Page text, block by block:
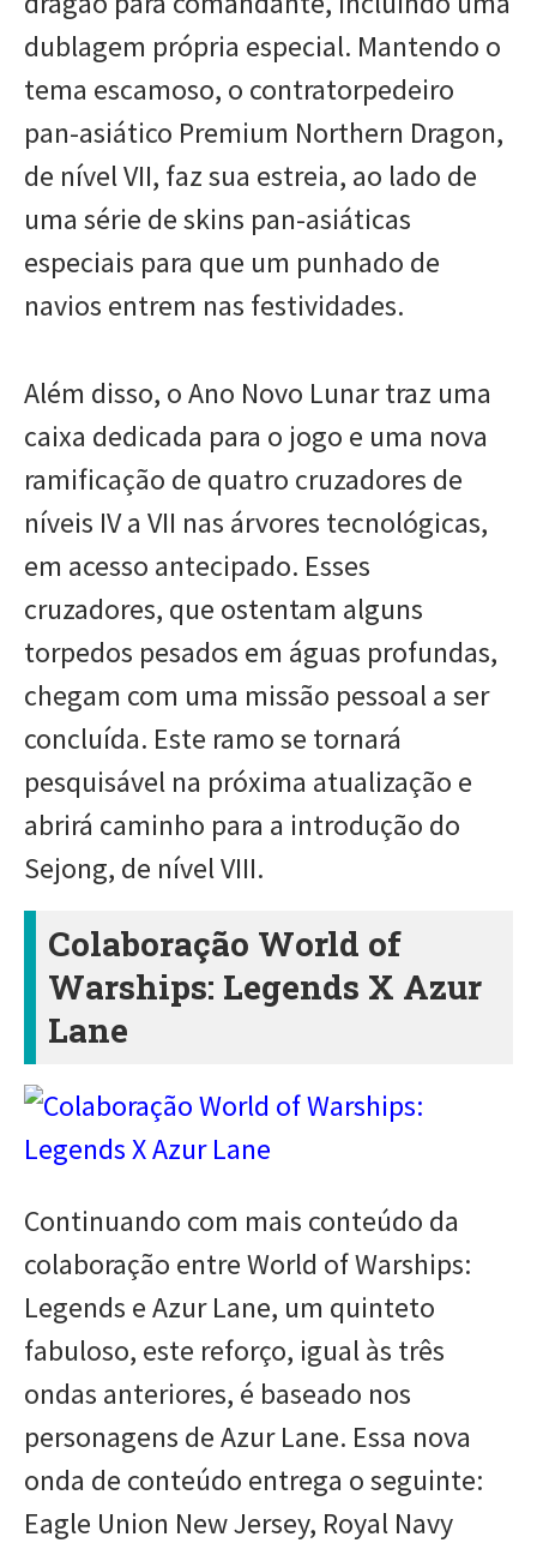
dublagem própria especial. Mantendo o
tema escamoso, o contratorpedeiro
pan-asiático Premium Northern Dragon,
de nível VII, faz sua estreia, ao lado de
uma série de skins pan-asiáticas
especiais para que um punhado de
navios entrem nas festividades.
Além disso, o Ano Novo Lunar traz uma
caixa dedicada para o jogo e uma nova
ramificação de quatro cruzadores de
níveis IV a VII nas árvores tecnológicas,
em acesso antecipado. Esses
cruzadores, que ostentam alguns
torpedos pesados ​​em águas profundas,
chegam com uma missão pessoal a ser
concluída. Este ramo se tornará
pesquisável na próxima atualização e
abrirá caminho para a introdução do
Sejong, de nível VIII.
Colaboração World of
Warships: Legends X Azur
Lane
Continuando com mais conteúdo da
colaboração entre World of Warships:
Legends e Azur Lane, um quinteto
fabuloso, este reforço, igual às três
ondas anteriores, é baseado nos
personagens de Azur Lane. Essa nova
onda de conteúdo entrega o seguinte:
Eagle Union New Jersey, Royal Navy